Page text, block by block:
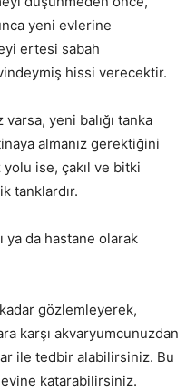
yeni evlerine
ertesi sabah
hissi verecektir.
yeni balığı tanka
almanız gerektiğini
ise, çakıl ve bitki
tanklardır.
ya da hastane olarak
kadar gözlemleyerek,
karşı akvaryumcunuzdan
ile tedbir alabilirsiniz. Bu
evine katarabilirsiniz.